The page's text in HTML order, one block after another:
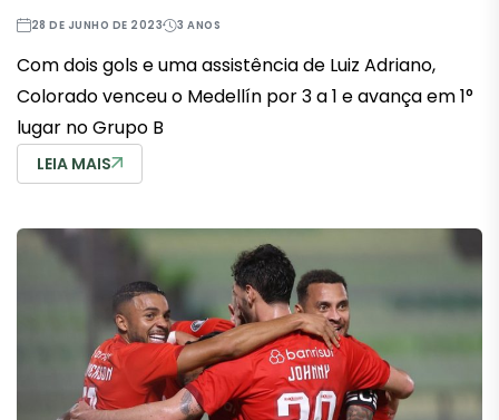
28 DE JUNHO DE 2023 3 ANOS
Com dois gols e uma assistência de Luiz Adriano,
Colorado venceu o Medellín por 3 a 1 e avança em 1°
lugar no Grupo B
LEIA MAIS